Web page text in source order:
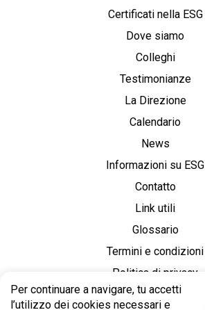
Certificati nella ESG
Dove siamo
Colleghi
Testimonianze
La Direzione
Calendario
News
Informazioni su ESG
Contatto
Link utili
Glossario
Termini e condizioni
Politica di privacy
Per continuare a navigare, tu accetti
l’utilizzo dei cookies necessari e